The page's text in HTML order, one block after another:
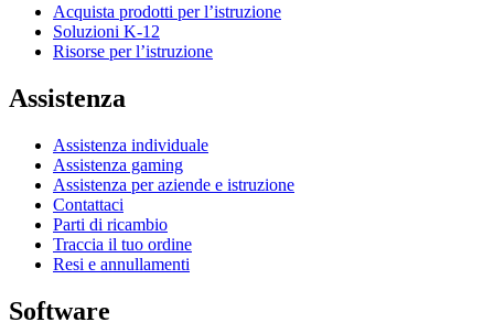
Acquista prodotti per l’istruzione
Soluzioni K-12
Risorse per l’istruzione
Assistenza
Assistenza individuale
Assistenza gaming
Assistenza per aziende e istruzione
Contattaci
Parti di ricambio
Traccia il tuo ordine
Resi e annullamenti
Software